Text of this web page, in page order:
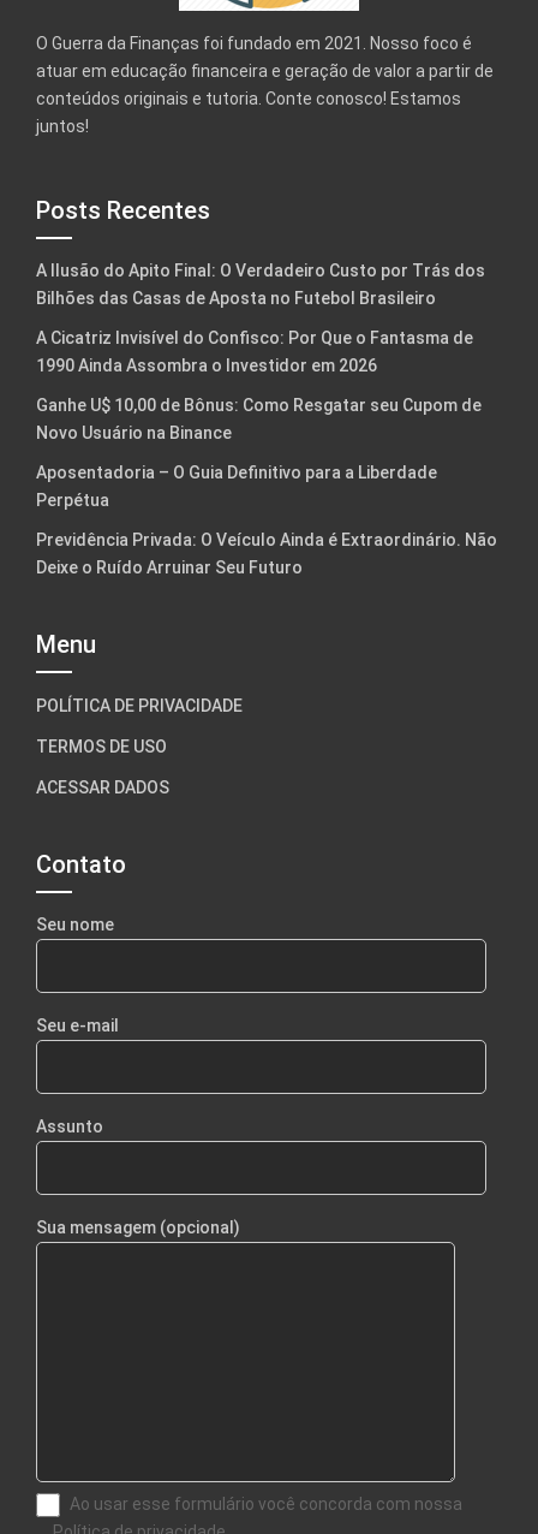
O Guerra da Finanças foi fundado em 2021. Nosso foco é
atuar em educação financeira e geração de valor a partir de
conteúdos originais e tutoria. Conte conosco! Estamos
juntos!
Posts Recentes
A Ilusão do Apito Final: O Verdadeiro Custo por Trás dos
Bilhões das Casas de Aposta no Futebol Brasileiro
A Cicatriz Invisível do Confisco: Por Que o Fantasma de
1990 Ainda Assombra o Investidor em 2026
Ganhe U$ 10,00 de Bônus: Como Resgatar seu Cupom de
Novo Usuário na Binance
Aposentadoria – O Guia Definitivo para a Liberdade
Perpétua
Previdência Privada: O Veículo Ainda é Extraordinário. Não
Deixe o Ruído Arruinar Seu Futuro
Menu
POLÍTICA DE PRIVACIDADE
TERMOS DE USO
ACESSAR DADOS
Contato
Seu nome
Seu e-mail
Assunto
Sua mensagem (opcional)
Ao usar esse formulário você concorda com nossa